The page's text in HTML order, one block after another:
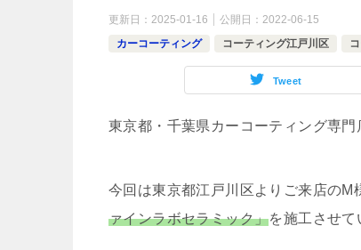
更新日： 2025-01-16 公開日： 2022-06-15
カーコーティング
コーティング江戸川区
Tweet
東京都・千葉県カーコーティング専門
今回は東京都江戸川区よりご来店の
ァインラボセラミック」を施工させて